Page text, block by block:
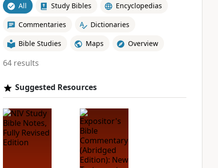
All Study Bibles Encyclopedias
Commentaries Dictionaries
Bible Studies Maps Overview
64 results
Suggested Resources